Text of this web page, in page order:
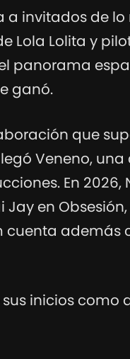
invitados de
Lola Lolita y
panorama
ganó.
que
Veneno,
En 2026,
en
cuenta además
inicios como